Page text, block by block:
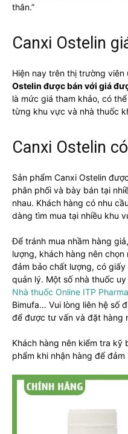
thân.”
Canxi Ostelin
Hiện nay trên thị trường
Ostelin được bán với giá
là mức giá tham khảo, có
từng khu vực và nhà thuốc
Canxi Ostelin
Sản phẩm Canxi Ostelin
phân phối và bày bán tại
nhau. Khách hàng có nhu
dàng tìm mua tại nhiều khu
Để tránh mua nhầm hàng
lượng, khách hàng nên
đảm bảo chất lượng, có
quản lý. Một số nhà thuốc
Nhà thuốc Online ITP Pharma
Bimufa… Vui lòng liên hệ số
để được tư vấn và đặt hàng
Khách hàng nên kiểm tra kỹ
phẩm khi nhận hàng để